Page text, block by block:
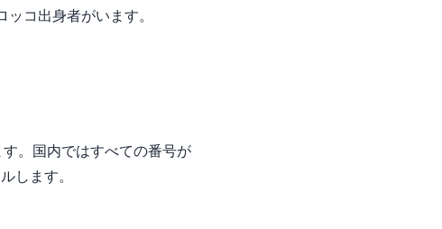
コ出身者がいます。
。国内ではすべての番号が
します。